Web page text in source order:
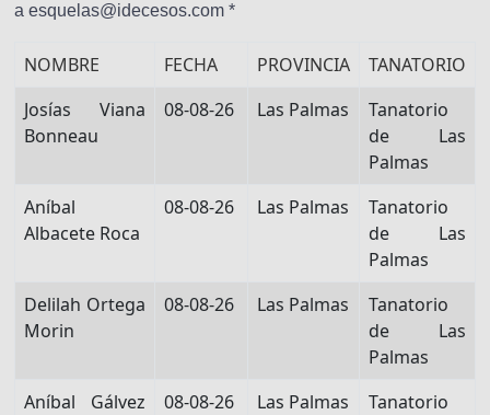
a esquelas@idecesos.com *
NOMBRE FECHA PROVINCIA
TANATORIO
Josías Viana
Bonneau
08-08-26 Las Palmas
Tanatorio
de Las
Palmas
Aníbal
Albacete Roca
08-08-26 Las Palmas
Tanatorio
de Las
Palmas
Delilah Ortega
Morin
08-08-26 Las Palmas
Tanatorio
de Las
Palmas
Aníbal Gálvez
08-08-26 Las Palmas
Tanatorio